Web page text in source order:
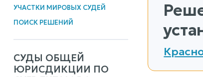
УЧАСТКИ МИРОВЫХ СУДЕЙ
ПОИСК РЕШЕНИЙ
СУДЫ ОБЩЕЙ
ЮРИСДИКЦИИ ПО